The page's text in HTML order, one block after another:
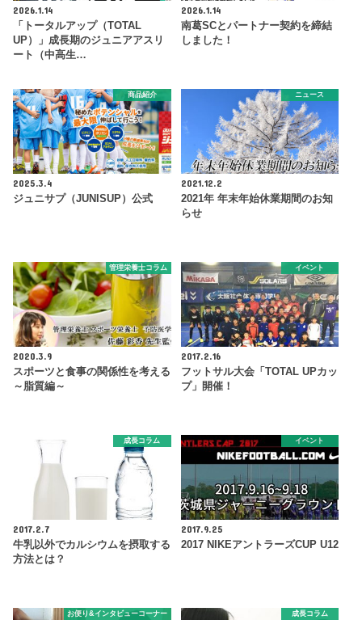
2026.1.14
「トータルアップ（TOTAL
UP）」成長期のジュニアアスリ
ート（中高生…
2026.1.14
南葛SCとパートナー契約を締結
しました！
商品紹介
2025.3.4
ジュニサプ（JUNISUP）公式
ニュース
2021.12.2
2021年 年末年始休業期間のお知
らせ
管理栄養士コラム
2020.3.9
スポーツと食事の関係性を考える
～脂質編～
イベント
2017.2.16
フットサル大会「TOTAL UPカッ
プ」開催！
成長コラム
2017.2.7
牛乳以外でカルシウムを摂取する
方法とは？
イベント
2017.9.25
2017 NIKEアントラーズCUP U12
お便り&インタビューコーナー 成長コラム